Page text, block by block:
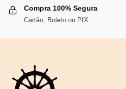
Compra 100% Segura
Cartão, Boleto ou PIX